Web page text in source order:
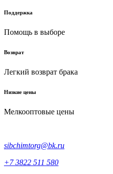
Поддержка
Помощь в выборе
Возврат
Легкий возврат брака
Низкие цены
Мелкооптовые цены
sibchimtorg@bk.ru
+7 3822 511 580